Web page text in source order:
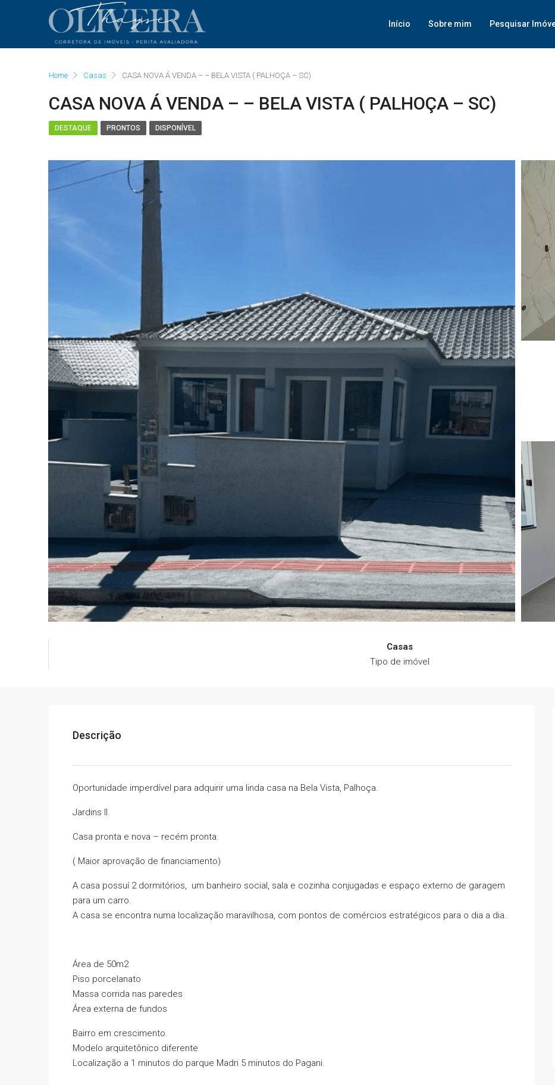
Início Sobre mim Pesquisar
Home Casas CASA NOVA Á VENDA – – BELA VISTA ( PALHOÇA – SC)
CASA NOVA Á VENDA – – BELA VISTA ( PALHOÇA – SC)
DESTAQUE PRONTOS DISPONÍVEL
Casas
Tipo de imóvel
Descrição
Oportunidade imperdível para adquirir uma linda casa na Bela Vista, Palhoça.
Jardins II.
Casa pronta e nova – recém pronta.
( Maior aprovação de financiamento)
A casa possuí 2 dormitórios, um banheiro social, sala e cozinha conjugadas e espaço externo de garagem
para um carro.
A casa se encontra numa localização maravilhosa, com pontos de comércios estratégicos para o dia a dia.
Área de 50m2
Piso porcelanato
Massa corrida nas paredes
Área externa de fundos
Bairro em crescimento.
Modelo arquitetônico diferente
Localização a 1 minutos do parque Madri 5 minutos do Pagani.